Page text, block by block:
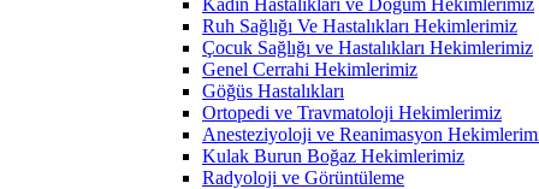
Ruh Sağlığı Ve Hastalıkları Hekimlerimiz
Çocuk Sağlığı ve Hastalıkları Hekimlerimiz
Genel Cerrahi Hekimlerimiz
Göğüs Hastalıkları
Ortopedi ve Travmatoloji Hekimlerimiz
Anesteziyoloji ve Reanimasyon
Kulak Burun Boğaz Hekimlerimiz
Radyoloji ve Görüntüleme